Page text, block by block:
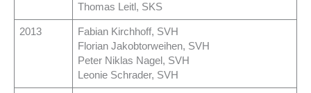
Thomas Leitl, SKS
2013
Fabian Kirchhoff, SVH
Florian Jakobtorweihen, SVH
Peter Niklas Nagel, SVH
Leonie Schrader, SVH